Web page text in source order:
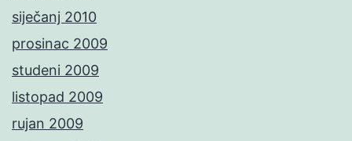
siječanj 2010
prosinac 2009
studeni 2009
listopad 2009
rujan 2009